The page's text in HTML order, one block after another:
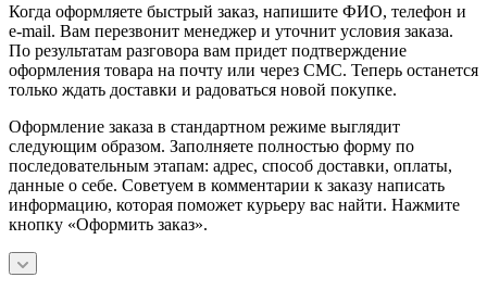
Когда оформляете быстрый заказ, напишите ФИО, телефон и
e-mail. Вам перезвонит менеджер и уточнит условия заказа.
По результатам разговора вам придет подтверждение
оформления товара на почту или через СМС. Теперь останется
только ждать доставки и радоваться новой покупке.
Оформление заказа в стандартном режиме выглядит
следующим образом. Заполняете полностью форму по
последовательным этапам: адрес, способ доставки, оплаты,
данные о себе. Советуем в комментарии к заказу написать
информацию, которая поможет курьеру вас найти. Нажмите
кнопку «Оформить заказ».